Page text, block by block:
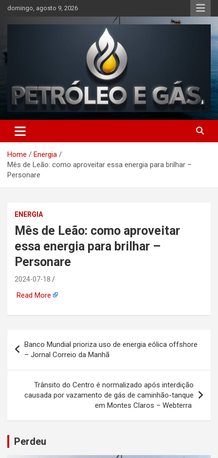
Skip
content
domingo, agosto 9, 2026
Petróleo e Gás | Últimas
notícias relacionadas a
petróleo, gás, vagas de
emprego, energia, setor
tecnologia, indústria
automotiva, mineração,
indústria naval, etc
Home
Energia
Mês de Leão: como aproveitar essa energia para brilhar –
Personare
ENERGIA
Mês de Leão: como aproveitar
essa energia para brilhar –
Personare
2024-07-18
Read More
de
Post
Banco Mundial prioriza uso de energia eólica offshore
– Jornal Correio da Manhã
Trânsito do Centro é normalizado após interdição
causada por vazamento de gás de caminhão-tanque
em Montes Claros – Webterra
Perdeu